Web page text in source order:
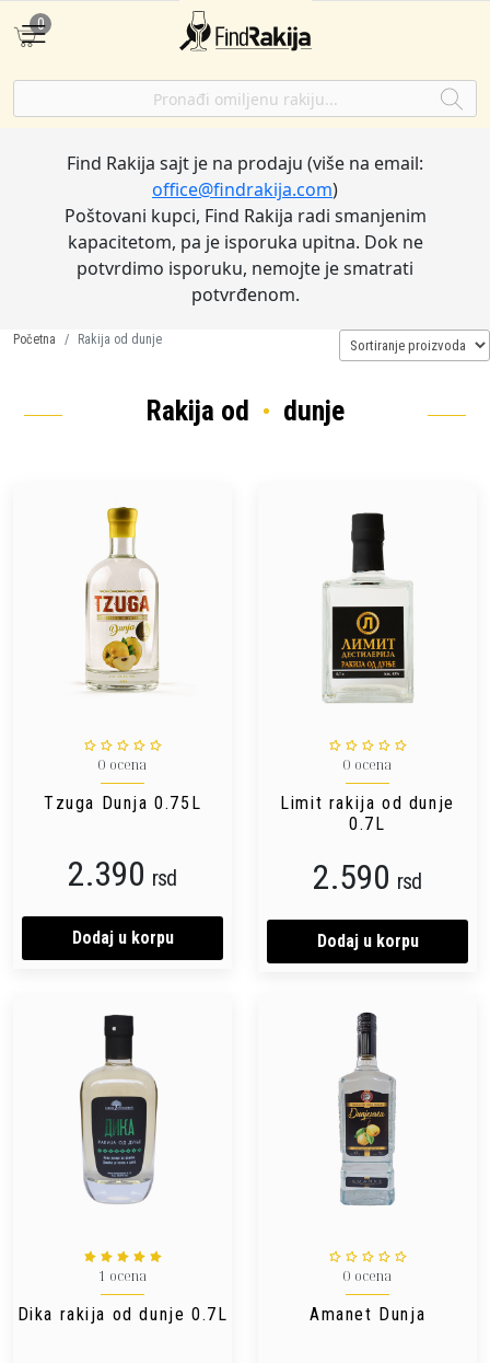
Find Rakija sajt je na prodaju (više na email:
office@findrakija.com)
Poštovani kupci, Find Rakija radi smanjenim
kapacitetom, pa je isporuka upitna. Dok ne
potvrdimo isporuku, nemojte je smatrati
potvrđenom.
0
Početna Rakija od dunje
Rakija od dunje
0 ocena
Tzuga Dunja 0.75L
2.390 rsd
Dodaj u korpu
0 ocena
Limit rakija od dunje
0.7L
2.590 rsd
Dodaj u korpu
1 ocena
Dika rakija od dunje 0.7L
0 ocena
Amanet Dunja